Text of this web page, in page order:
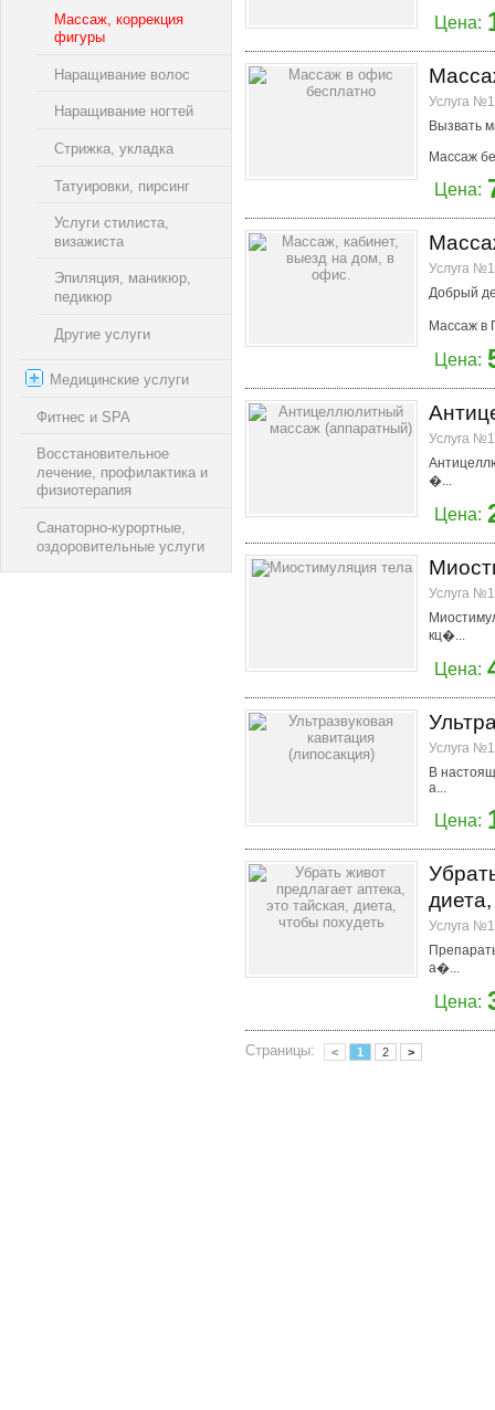
Массаж, коррекция
фигуры
Наращивание волос
Наращивание ногтей
Стрижка, укладка
Татуировки, пирсинг
Услуги стилиста,
визажиста
Эпиляция, маникюр,
педикюр
Другие услуги
Медицинские услуги
Фитнес и SPA
Восстановительное
лечение, профилактика и
физиотерапия
Санаторно-курортные,
оздоровительные услуги
Цена:
Услуга
Вызвать
Массаж
Цена:
Услуга
Добрый
Массаж в
Цена:
Услуга
�...
Цена:
Услуга
кц�...
Цена:
Услуга
В
а...
Цена:
Услуга
а�...
Цена:
Страницы: < 1 2 >